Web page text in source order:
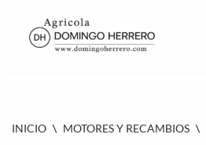
SALTAR
INICIO \ MOTORES Y RECAMBIOS \